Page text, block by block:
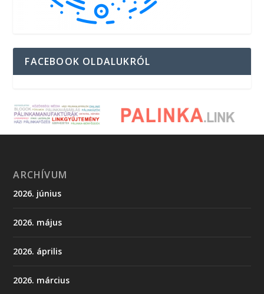
FACEBOOK OLDALUKRÓL
ARCHÍVUM
2026. június
2026. május
2026. április
2026. március